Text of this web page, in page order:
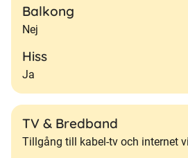
Balkong
Nej
Hiss
Ja
TV & Bredband
Tillgång till kabel-tv och internet